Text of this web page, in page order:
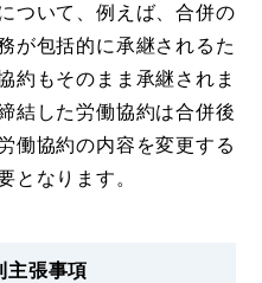
ついて、例えば、合併の
が包括的に承継されるた
約もそのまま承継されま
結した労働協約は合併後
働協約の内容を変更する
となります。
主張事項